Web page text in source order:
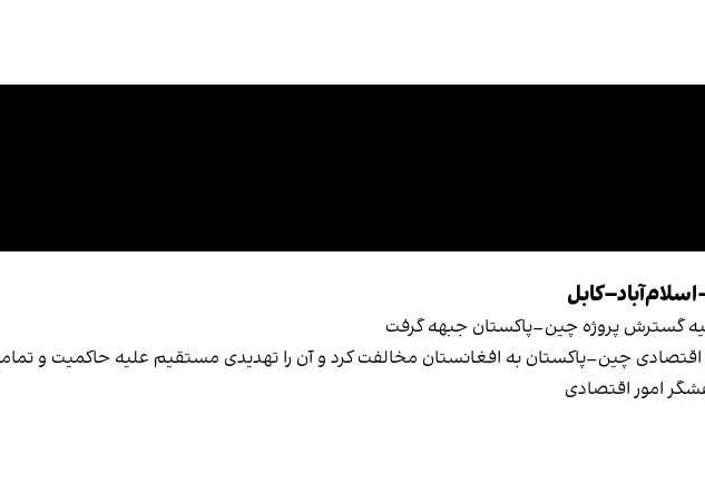
گسترش پروژه چین–پاکستان جبهه گرفت
چین–پاکستان به افغانستان مخالفت کرد و آن را تهدیدی مستقیم علیه حاکمیت و
امور اقتصادی